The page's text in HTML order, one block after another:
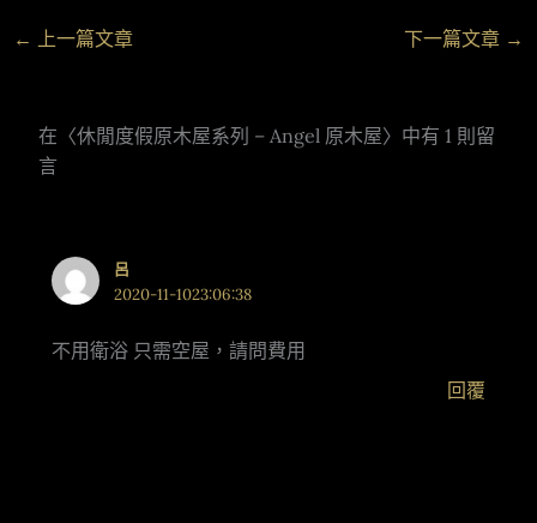
← 上一篇文章 下一篇文章 →
在〈休閒度假原木屋系列 – Angel 原木屋〉中有 1 則留
言
呂
2020-11-1023:06:38
不用衛浴 只需空屋，請問費用
回覆